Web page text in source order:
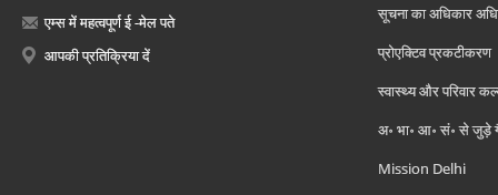
एम्स में महत्वपूर्ण ई -मेल पते
आपकी प्रतिक्रिया दें
सूचना का अधिकार
प्रोएक्टिव प्रकटीकरण
स्वास्थ्य और परिवार
अ॰ भा॰ आ॰ सं॰ से जुड़े
Mission Delhi